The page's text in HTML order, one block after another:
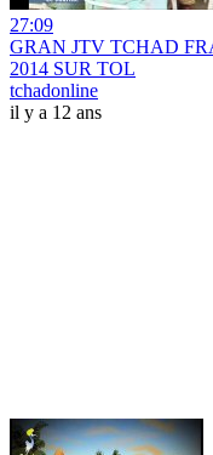
27:09
GRAN JTV TCHAD
2014 SUR TOL
tchadonline
il y a 12 ans